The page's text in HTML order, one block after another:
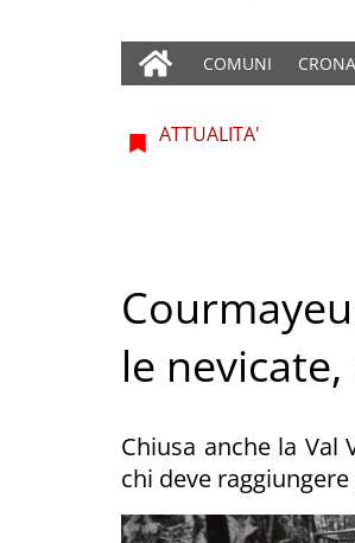
COMUNI
ATTUALITA'
le
Chiusa anche la Val
chi deve